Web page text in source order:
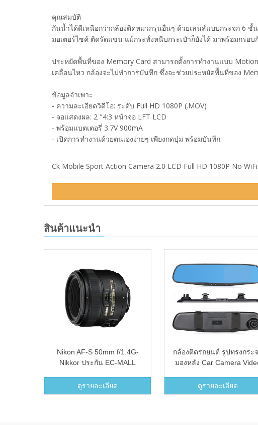
คุณสมบัติ
กันน้ำได้ดีเหนือกว่ากล้องติดหมวกรุ่นอื่นๆ ด้วยเลนส์แบบกระจก 6
มอเตอร์ไซค์ ติดรัดแขน แม้กระทั่งหนีบกระเป๋าก็ยังได้ มาพร้อมกร
ประหยัดพื้นที่ของ Memory Card สามารถตั้งการทำงานแบบ
เคลื่อนไหว กล้องจะไม่ทำการบันทึก ซึ่งจะช่วยประหยัดพื้นที่ของ
ข้อมูลจำเพาะ
- ความละเอียดวิดีโอ: ระดับ Full HD 1080P (.MOV)
- จอแสดงผล: 2 "4:3 หน้าจอ LFT LCD
- พร้อมแบตเตอรี่ 3.7V 900mA
- เปิดการทำงานด้วยตนเองง่ายๆ เพียงกดปุ่ม พร้อมบันทึก
Ck Mobile Sport Action Camera 2.0 LCD Full HD 1080P No
สินค้าแนะนำ
Nikon AF-S 50mm f/1.4G-
Nikkor ประกัน EC-MALL
ดูรายละเอียด
กล้องติดรถยนต์ รูปทรงกระ
มองหลัง Car Camera
Camcorder DVR (Black)
ดูรายละเอียด